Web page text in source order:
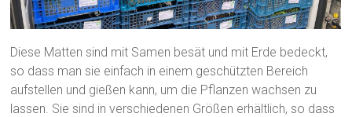
Diese Matten sind mit Samen besät und mit Erde bedeckt,
so dass man sie einfach in einem geschützten Bereich
aufstellen und gießen kann, um die Pflanzen wachsen zu
lassen. Sie sind in verschiedenen Größen erhältlich, so dass